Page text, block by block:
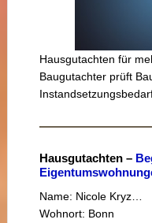
Hausgutachten für
Baugutachter prüft
Hausgutachten –
Name: Nicole Kryz…
Wohnort: Bonn